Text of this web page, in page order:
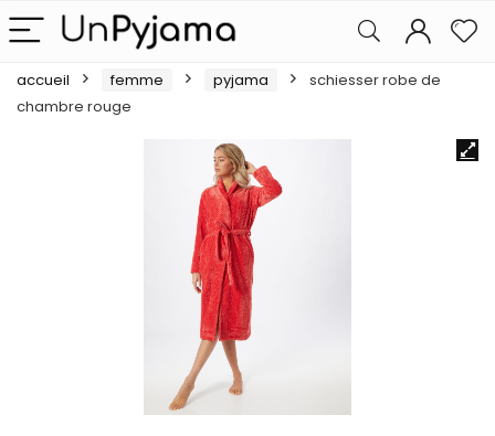
accueil femme pyjama
schiesser robe de
chambre rouge